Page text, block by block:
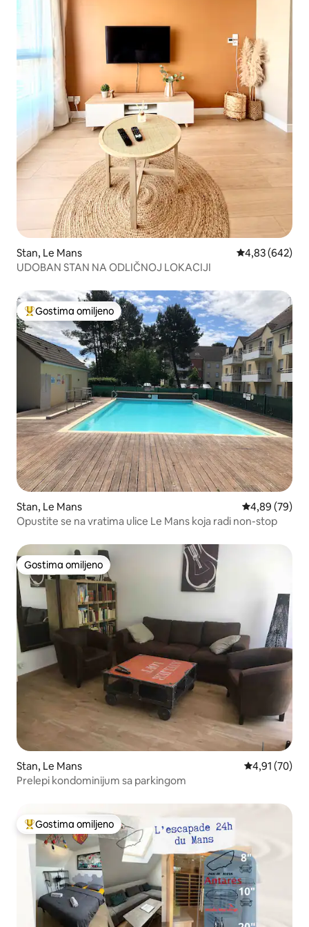
Stan, Le Mans Prosečna
4,83 (642)
UDOBAN STAN NA ODLIČNOJ LOKACIJI
Najuspešniji među gostima omiljenim
Gostima omiljeno
Stan, Le Mans Prosečna
4,89 (79)
Opustite se na vratima ulice Le Mans koja radi non-stop
Gostima omiljeno
Gostima omiljeno
Stan, Le Mans Prosečna
4,91 (70)
Prelepi kondominijum sa parkingom
Najuspešniji među gostima omiljenim
Gostima omiljeno